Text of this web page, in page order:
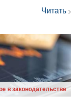
Читать
в законодательстве